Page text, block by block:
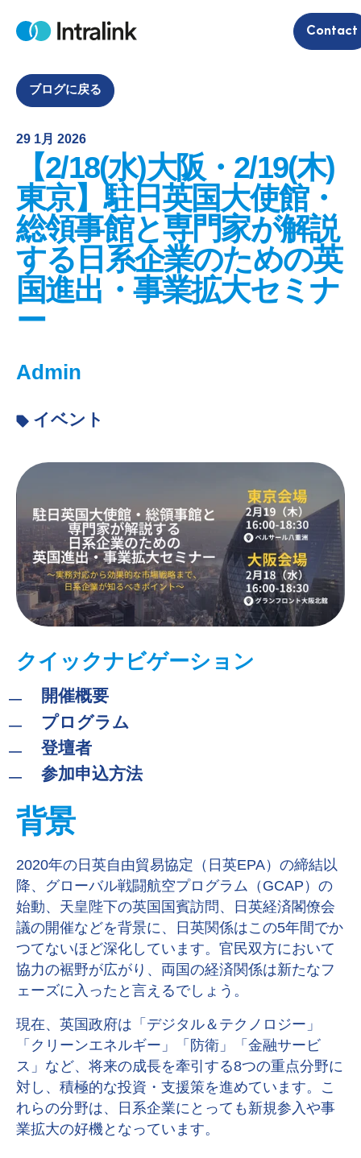
H
e
Contact
ブログに戻る
29 1月 2026
【2/18(水)大阪・2/19(木)
東京】駐日英国大使館・
総領事館と専門家が解説
する日系企業のための英
国進出・事業拡大セミナ
ー
Admin
イベント
クイックナビゲーション
開催概要
プログラム
登壇者
参加申込方法
背景
2020年の日英自由貿易協定（日英EPA）の締結以
降、グローバル戦闘航空プログラム（GCAP）の
始動、天皇陛下の英国国賓訪問、日英経済閣僚会
議の開催などを背景に、日英関係はこの5年間でか
つてないほど深化しています。官民双方において
協力の裾野が広がり、両国の経済関係は新たなフ
ェーズに入ったと言えるでしょう。
現在、英国政府は「デジタル＆テクノロジー」
「クリーンエネルギー」「防衛」「金融サービ
ス」など、将来の成長を牽引する8つの重点分野に
対し、積極的な投資・支援策を進めています。こ
れらの分野は、日系企業にとっても新規参入や事
業拡大の好機となっています。